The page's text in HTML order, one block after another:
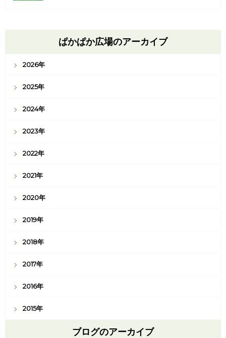
ぱかぱか広場のアーカイブ
2026年
2025年
2024年
2023年
2022年
2021年
2020年
2019年
2018年
2017年
2016年
2015年
ブログのアーカイブ